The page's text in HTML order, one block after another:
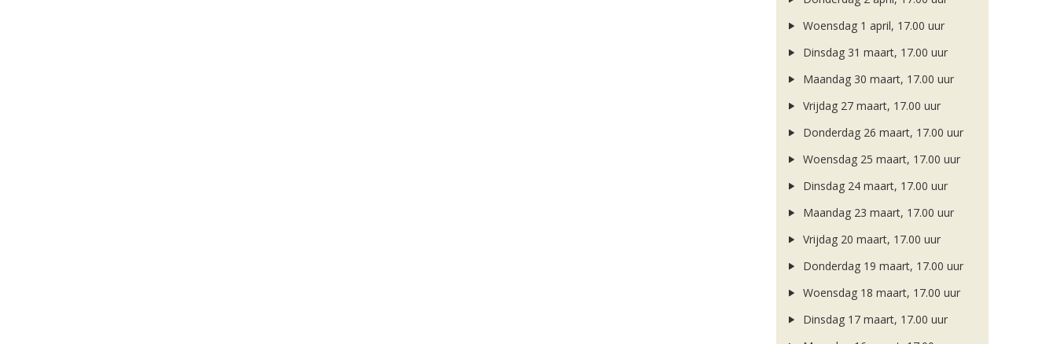
Woensdag 1 april, 17.00 uur
Dinsdag 31 maart, 17.00 uur
Maandag 30 maart, 17.00 uur
Vrijdag 27 maart, 17.00 uur
Donderdag 26 maart, 17.00 uur
Woensdag 25 maart, 17.00 uur
Dinsdag 24 maart, 17.00 uur
Maandag 23 maart, 17.00 uur
Vrijdag 20 maart, 17.00 uur
Donderdag 19 maart, 17.00 uur
Woensdag 18 maart, 17.00 uur
Dinsdag 17 maart, 17.00 uur